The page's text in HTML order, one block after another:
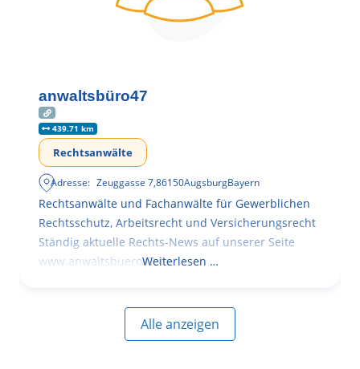
anwaltsbüro47
439.71 km
Rechtsanwälte
Adresse: Zeuggasse 7,86150AugsburgBayern
Rechtsanwälte und Fachanwälte für Gewerblichen
Rechtsschutz, Arbeitsrecht und Versicherungsrecht
Ständig aktuelle Rechts-News auf unserer Seite
www.anwaltsbuero47.deWeiterlesen …
Alle anzeigen